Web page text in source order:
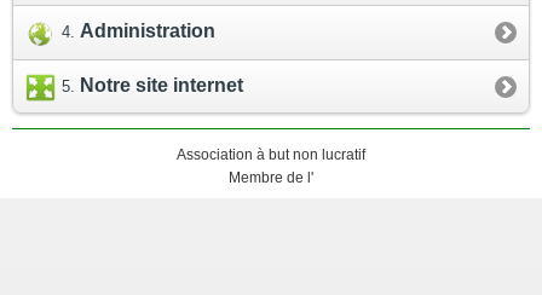
Administration
Notre site internet
Association à but non lucratif
Membre de l'